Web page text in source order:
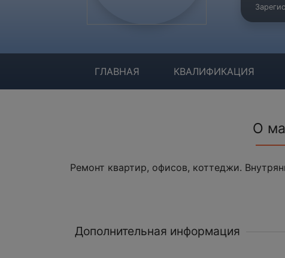
ГЛАВНАЯ КВАЛИФИКАЦИЯ
О
Ремонт квартир, офисов, коттеджи.
Дополнительная информация